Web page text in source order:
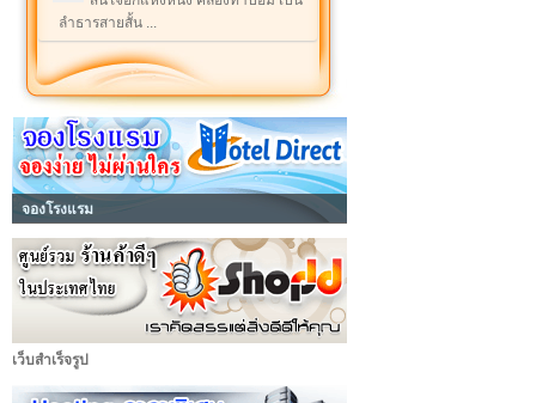
ลำธารสายสั้น ...
จองโรงแรม
เว็บสำเร็จรูป